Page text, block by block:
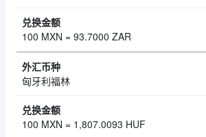
100 MXN = 93.7000 ZAR
匈牙利福林
100 MXN = 1,807.0093 HUF